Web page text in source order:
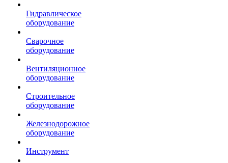
Гидравлическое
оборудование
Сварочное
оборудование
Вентиляционное
оборудование
Строительное
оборудование
Железнодорожное
оборудование
Инструмент